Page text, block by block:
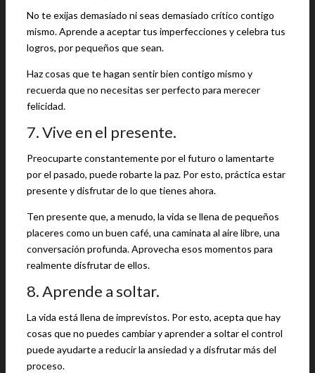
No te exijas demasiado ni seas demasiado crítico contigo
mismo. Aprende a aceptar tus imperfecciones y celebra tus
logros, por pequeños que sean.
Haz cosas que te hagan sentir bien contigo mismo y
recuerda que no necesitas ser perfecto para merecer
felicidad.
7. Vive en el presente.
Preocuparte constantemente por el futuro o lamentarte
por el pasado, puede robarte la paz. Por esto, práctica estar
presente y disfrutar de lo que tienes ahora.
Ten presente que, a menudo, la vida se llena de pequeños
placeres como un buen café, una caminata al aire libre, una
conversación profunda. Aprovecha esos momentos para
realmente disfrutar de ellos.
8. Aprende a soltar.
La vida está llena de imprevistos. Por esto, acepta que hay
cosas que no puedes cambiar y aprender a soltar el control
puede ayudarte a reducir la ansiedad y a disfrutar más del
proceso.